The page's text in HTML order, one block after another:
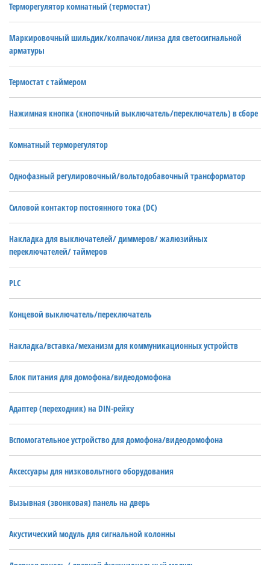
Терморегулятор комнатный (термостат)
Маркировочный шильдик/колпачок/линза для светосигнальной
арматуры
Термостат с таймером
Нажимная кнопка (кнопочный выключатель/переключатель) в сборе
Комнатный терморегулятор
Однофазный регулировочный/вольтодобавочный трансформатор
Силовой контактор постоянного тока (DC)
Накладка для выключателей/ диммеров/ жалюзийных
переключателей/ таймеров
PLC
Концевой выключатель/переключатель
Накладка/вставка/механизм для коммуникационных устройств
Блок питания для домофона/видеодомофона
Адаптер (переходник) на DIN-рейку
Вспомогательное устройство для домофона/видеодомофона
Аксессуары для низковольтного оборудования
Вызывная (звонковая) панель на дверь
Акустический модуль для сигнальной колонны